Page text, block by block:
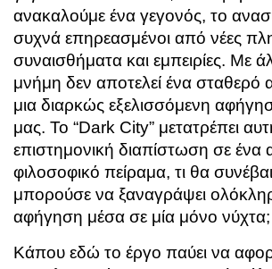
ανακαλούμε ένα γεγονός, το
συχνά επηρεασμένοι από νέες
συναισθήματα και εμπειρίες. Με
μνήμη δεν αποτελεί ένα σταθερό
μια διαρκώς εξελισσόμενη
μας. Το “Dark City” μετατρέπει
επιστημονική διαπίστωση σε ένα
φιλοσοφικό πείραμα, τι θα
μπορούσε να ξαναγράψει
αφήγηση μέσα σε μία μόνο νύχτα;
Κάπου εδώ το έργο παύει να